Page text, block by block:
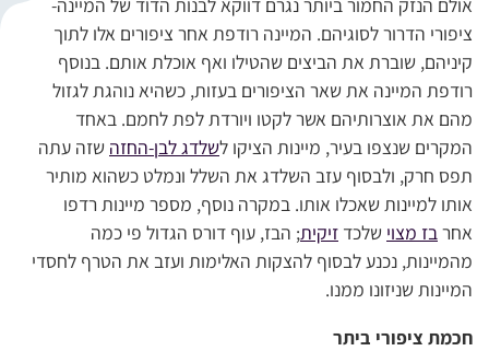
אולם הנזק החמור ביותר נגרם דווקא לבנות הדוד של המיינה-
ציפורי הדרור לסוגיהם. המיינה רודפת אחר ציפורים אלו לתוך
קיניהם, שוברת את הביצים שהטילו ואף אוכלת אותם. בנוסף
רודפת המיינה את שאר הציפורים בעזות, כשהיא נוהגת לגזול
מהם את אוצרותיהם אשר לקטו ויורדת לפת לחמם. באחד
המקרים שנצפו בעיר, מיינות הציקו לשלדג לבן-החזה שזה עתה
תפס חרק, ולבסוף עזב השלדג את השלל ונמלט כשהוא מותיר
אותו למיינות שאכלו אותו. במקרה נוסף, מספר מיינות רדפו
אחרבז מצוי שלכד זיקית; הבז, עוף דורס הגדול פי כמה
מהמיינות, נכנע לבסוף להצקות האלימות ועזב את הטרף לחסדי
המיינות שניזונו ממנו.
חכמת ציפורי ביתר